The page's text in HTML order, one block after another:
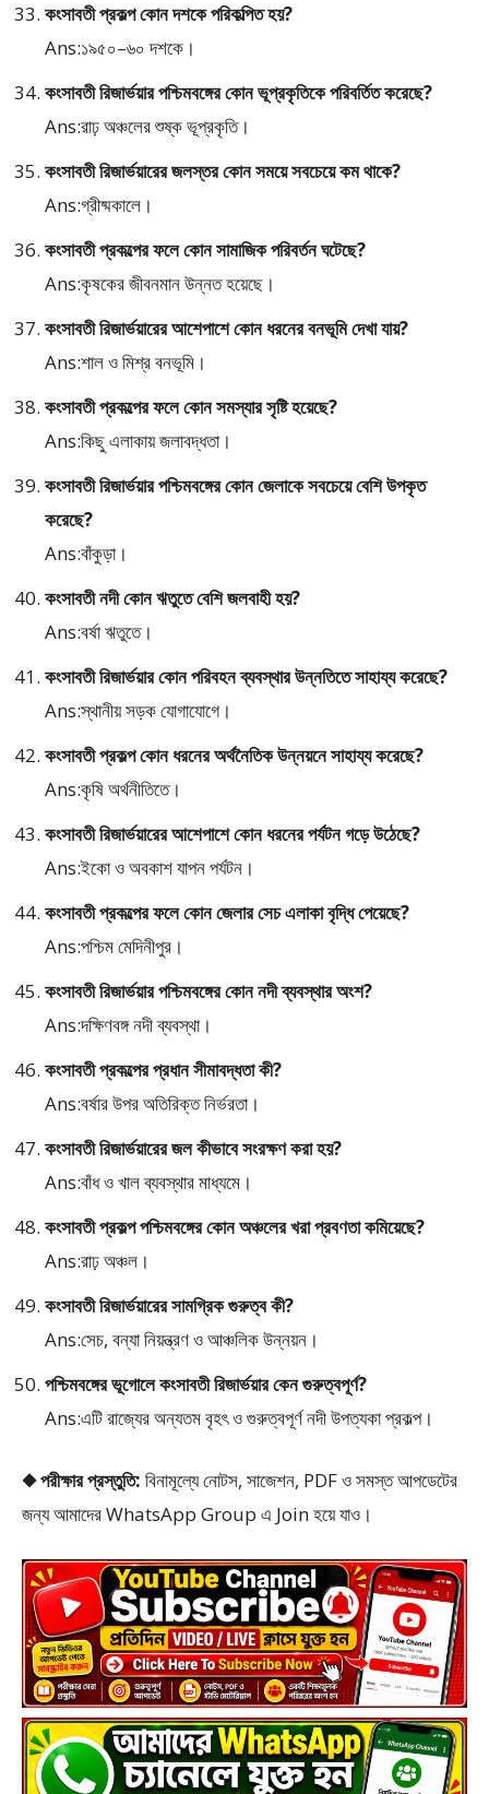
কংসাবতী প্রকল্প কোন দশকে পরিকল্পিত হয়?
Ans:১৯৫০–৬০ দশকে।
কংসাবতী রিজার্ভয়ার পশ্চিমবঙ্গের কোন ভূপ্রকৃতিকে পরিবর্তিত করেছে?
Ans:রাঢ় অঞ্চলের শুষ্ক ভূপ্রকৃতি।
কংসাবতী রিজার্ভয়ারের জলস্তর কোন সময়ে সবচেয়ে কম থাকে?
Ans:গ্রীষ্মকালে।
কংসাবতী প্রকল্পের ফলে কোন সামাজিক পরিবর্তন ঘটেছে?
Ans:কৃষকের জীবনমান উন্নত হয়েছে।
কংসাবতী রিজার্ভয়ারের আশেপাশে কোন ধরনের বনভূমি দেখা যায়?
Ans:শাল ও মিশ্র বনভূমি।
কংসাবতী প্রকল্পের ফলে কোন সমস্যার সৃষ্টি হয়েছে?
Ans:কিছু এলাকায় জলাবদ্ধতা।
কংসাবতী রিজার্ভয়ার পশ্চিমবঙ্গের কোন জেলাকে সবচেয়ে বেশি উপকৃত
করেছে?
Ans:বাঁকুড়া।
কংসাবতী নদী কোন ঋতুতে বেশি জলবাহী হয়?
Ans:বর্ষা ঋতুতে।
কংসাবতী রিজার্ভয়ার কোন পরিবহন ব্যবস্থার উন্নতিতে সাহায্য করেছে?
Ans:স্থানীয় সড়ক যোগাযোগে।
কংসাবতী প্রকল্প কোন ধরনের অর্থনৈতিক উন্নয়নে সাহায্য করেছে?
Ans:কৃষি অর্থনীতিতে।
কংসাবতী রিজার্ভয়ারের আশেপাশে কোন ধরনের পর্যটন গড়ে উঠেছে?
Ans:ইকো ও অবকাশ যাপন পর্যটন।
কংসাবতী প্রকল্পের ফলে কোন জেলার সেচ এলাকা বৃদ্ধি পেয়েছে?
Ans:পশ্চিম মেদিনীপুর।
কংসাবতী রিজার্ভয়ার পশ্চিমবঙ্গের কোন নদী ব্যবস্থার অংশ?
Ans:দক্ষিণবঙ্গ নদী ব্যবস্থা।
কংসাবতী প্রকল্পের প্রধান সীমাবদ্ধতা কী?
Ans:বর্ষার উপর অতিরিক্ত নির্ভরতা।
কংসাবতী রিজার্ভয়ারের জল কীভাবে সংরক্ষণ করা হয়?
Ans:বাঁধ ও খাল ব্যবস্থার মাধ্যমে।
কংসাবতী প্রকল্প পশ্চিমবঙ্গের কোন অঞ্চলের খরা প্রবণতা কমিয়েছে?
Ans:রাঢ় অঞ্চল।
কংসাবতী রিজার্ভয়ারের সামগ্রিক গুরুত্ব কী?
Ans:সেচ, বন্যা নিয়ন্ত্রণ ও আঞ্চলিক উন্নয়ন।
পশ্চিমবঙ্গের ভূগোলে কংসাবতী রিজার্ভয়ার কেন গুরুত্বপূর্ণ?
Ans:এটি রাজ্যের অন্যতম বৃহৎ ও গুরুত্বপূর্ণ নদী উপত্যকা প্রকল্প।
◆ পরীক্ষার প্রস্তুতি: বিনামূল্যে নোটস, সাজেশন, PDF ও সমস্ত আপডেটের
জন্য আমাদের WhatsApp Group এ Join হয়ে যাও।